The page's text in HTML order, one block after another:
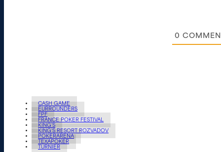
0
CASH GAME
EURROUNDERS
FPF
FRANCE POKER FESTIVAL
KING'S
KING'S RESORT ROZVADOV
POKERARENA
TEXAPOKER
TURNIER